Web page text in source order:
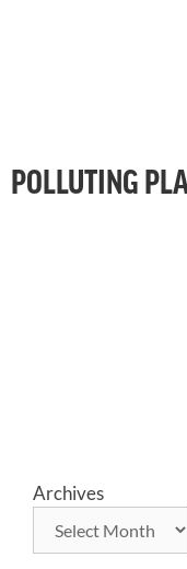
POLLUTING
Archives